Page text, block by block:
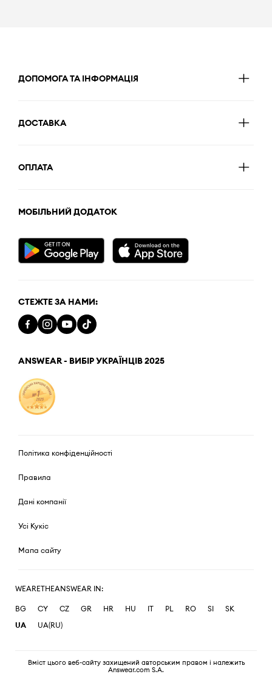
ДОПОМОГА ТА ІНФОРМАЦІЯ
ДОСТАВКА
ОПЛАТА
МОБІЛЬНИЙ ДОДАТОК
СТЕЖТЕ ЗА НАМИ:
ANSWEAR - ВИБІР УКРАЇНЦІВ 2025
Політика конфіденційності
Правила
Дані компанії
Усі Кукіс
Мапа сайту
WEARETHEANSWEAR IN:
BG CY CZ GR HR HU IT PL RO SI
SK
UA
UA(RU)
Вміст цього веб-сайту захищений авторським правом і належить
Answear.com S.A.